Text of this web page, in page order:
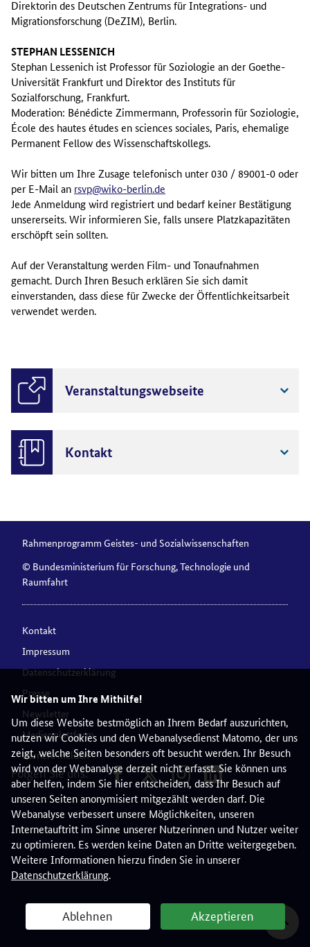
Wir bitten um Ihre Mithilfe!
Um diese Website bestmöglich an Ihrem Bedarf auszurichten,
nutzen wir Cookies und den Webanalysedienst Matomo, der uns
zeigt, welche Seiten besonders oft besucht werden. Ihr Besuch
wird von der Webanalyse derzeit nicht erfasst. Sie können uns
aber helfen, indem Sie hier entscheiden, dass Ihr Besuch auf
unseren Seiten anonymisiert mitgezählt werden darf. Die
Webanalyse verbessert unsere Möglichkeiten, unseren
Internetauftritt im Sinne unserer Nutzerinnen und Nutzer weiter
zu optimieren. Es werden keine Daten an Dritte weitergegeben.
Weitere Informationen hierzu finden Sie in unserer
Datenschutzerklärung.
Ablehnen Akzeptieren
Direktorin des Deutschen Zentrums für Integrations- und
Migrationsforschung (DeZIM), Berlin.
STEPHAN LESSENICH
Stephan Lessenich ist Professor für Soziologie an der Goethe-
Universität Frankfurt und Direktor des Instituts für
Sozialforschung, Frankfurt.
Moderation: Bénédicte Zimmermann, Professorin für Soziologie,
École des hautes études en sciences sociales, Paris, ehemalige
Permanent Fellow des Wissenschaftskollegs.
Wir bitten um Ihre Zusage telefonisch unter 030 / 89001-0 oder
per E-Mail an rsvp@wiko-berlin.de
Jede Anmeldung wird registriert und bedarf keiner Bestätigung
unsererseits. Wir informieren Sie, falls unsere Platzkapazitäten
erschöpft sein sollten.
Auf der Veranstaltung werden Film- und Tonaufnahmen
gemacht. Durch Ihren Besuch erklären Sie sich damit
einverstanden, dass diese für Zwecke der Öffentlichkeitsarbeit
verwendet werden.
Veranstaltungswebseite
Kontakt
Rahmenprogramm Geistes- und Sozialwissenschaften
© Bundesministerium für Forschung, Technologie und
Raumfahrt
Kontakt
Impressum
Datenschutzerklärung
Presse
Newsletter
Medienplattform
Barriere melden
Folgen Sie uns: